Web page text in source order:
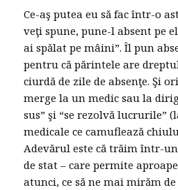
Ce-aş putea eu să fac într-o
veţi spune, pune-l absent pe
ai spălat pe mâini”. Îl pun
pentru că părintele are
ciurdă de zile de absenţe. Şi
merge la un medic sau la
sus” şi “se rezolvă lucrurile”
medicale ce camuflează
Adevărul este că trăim într-
de stat – care permite
atunci, ce să ne mai mirăm